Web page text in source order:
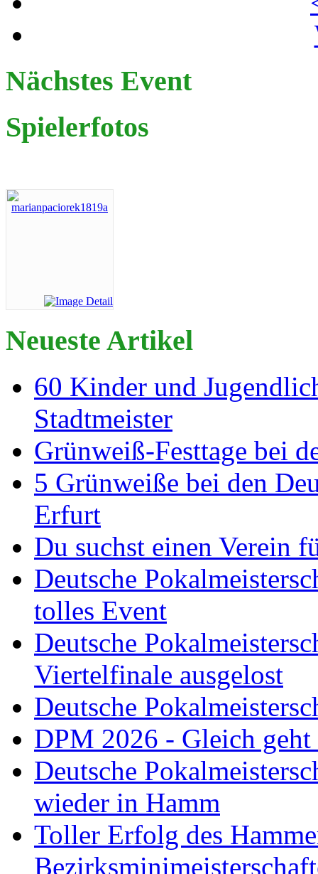
Nächstes Event
Spielerfotos
Neueste Artikel
60 Kinder und
Stadtmeister
Grünweiß-Festtage bei
5 Grünweiße bei den
Erfurt
Du suchst einen Verein
Deutsche
tolles Event
Deutsche
Viertelfinale ausgelost
Deutsche
DPM 2026 - Gleich geht
Deutsche
wieder in Hamm
Toller Erfolg des